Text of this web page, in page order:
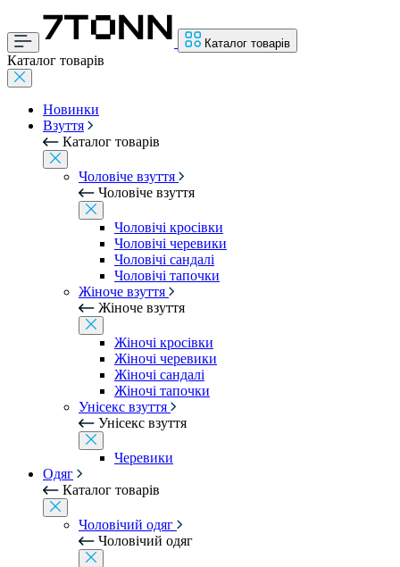
Каталог товарів
Каталог товарів
Новинки
Взуття
Каталог товарів
Чоловіче взуття
Чоловіче взуття
Чоловічі кросівки
Чоловічі черевики
Чоловічі сандалі
Чоловічі тапочки
Жіноче взуття
Жіноче взуття
Жіночі кросівки
Жіночі черевики
Жіночі сандалі
Жіночі тапочки
Унісекс взуття
Унісекс взуття
Черевики
Одяг
Каталог товарів
Чоловічий одяг
Чоловічий одяг